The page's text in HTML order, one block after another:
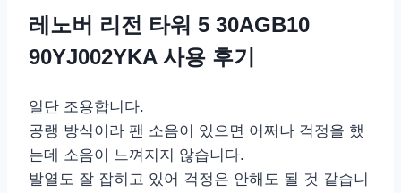
레노버 리전 타워 5 30AGB10
90YJ002YKA 사용 후기
일단 조용합니다.
공랭 방식이라 팬 소음이 있으면 어쩌나 걱정을 했
는데 소음이 느껴지지 않습니다.
발열도 잘 잡히고 있어 걱정은 안해도 될 것 같습니